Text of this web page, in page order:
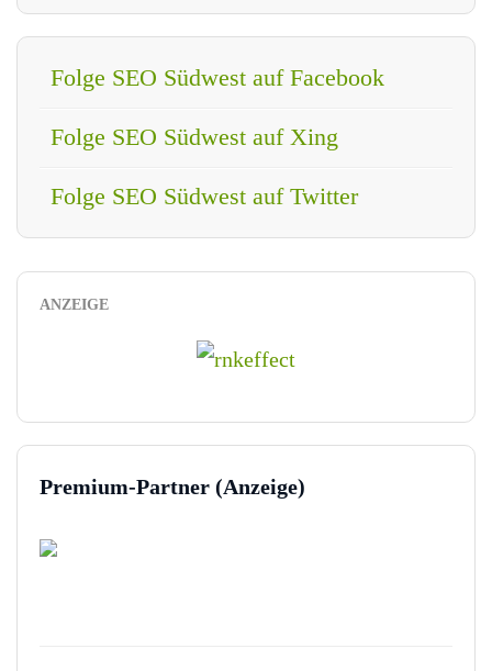
Folge SEO Südwest auf Facebook
Folge SEO Südwest auf Xing
Folge SEO Südwest auf Twitter
ANZEIGE
Premium-Partner (Anzeige)